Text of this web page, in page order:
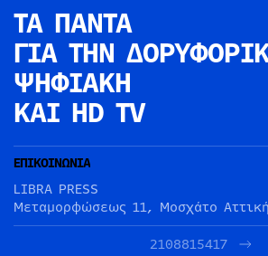
ΤΑ ΠΑΝΤΑ
ΓΙΑ ΤΗΝ
ΨΗΦΙΑΚΗ
ΚΑΙ HD TV
ΕΠΙΚΟΙΝΩΝΙΑ
LIBRA PRESS
Μεταμορφώσεως 11, Μοσχάτο
2108815417